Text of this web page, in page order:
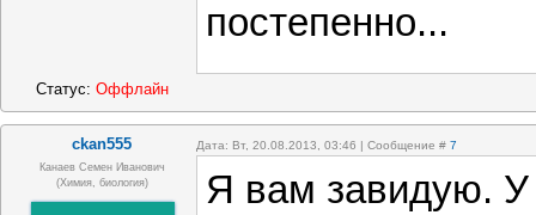
постепенно...
Статус: Оффлайн
ckan555 Дата: Вт, 20.08.2013, 03:46 | Сообщение # 7
Канаев Семен Иванович
(химия, биология)
Я вам завидую.